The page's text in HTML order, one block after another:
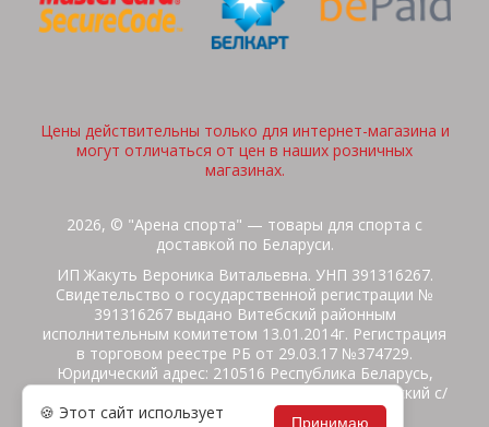
Цены действительны только для интернет-магазина и
могут отличаться от цен в наших розничных
магазинах.
2026, © "Арена спорта" — товары для спорта с
доставкой по Беларуси.
ИП Жакуть Вероника Витальевна. УНП 391316267.
Свидетельство о государственной регистрации №
391316267 выдано Витебский районным
исполнительным комитетом 13.01.2014г. Регистрация
в торговом реестре РБ от 29.03.17 №374729.
Юридический адрес: 210516 Республика Беларусь,
Витебская область, Витебский район, Бабиничский с/
с, аг.Ольгово, ул.Школьная
🍪 Этот сайт использует
Принимаю